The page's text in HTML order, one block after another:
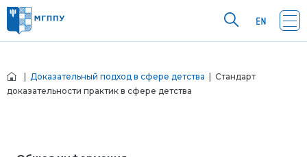
Доказательный подход в сфере детства | Стандарт
доказательности практик в сфере детства